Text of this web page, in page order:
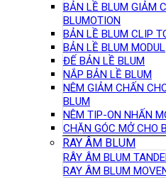
BẢN LỀ BLUM GIẢM
BLUMOTION
BẢN LỀ BLUM CLIP
BẢN LỀ BLUM MODUL
ĐẾ BẢN LỀ BLUM
NẮP BẢN LỀ BLUM
NÊM GIẢM CHẤN
BLUM
NÊM TIP-ON NHẤN
CHẶN GÓC MỞ CHO
RAY ÂM BLUM
RÂY ÂM BLUM
RAY ÂM BLUM